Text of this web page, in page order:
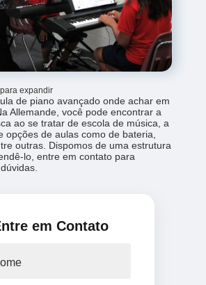
expandir
de piano avançado onde achar em
Allemande, você pode encontrar a
ao se tratar de escola de música, a
opções de aulas como de bateria,
outras. Dispomos de uma estrutura
lo, entre em contato para
em Contato